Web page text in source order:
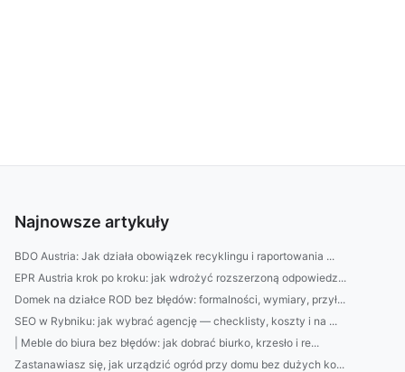
Najnowsze artykuły
BDO Austria: Jak działa obowiązek recyklingu i raportowania ...
EPR Austria krok po kroku: jak wdrożyć rozszerzoną odpowiedz...
Domek na działce ROD bez błędów: formalności, wymiary, przył...
SEO w Rybniku: jak wybrać agencję — checklisty, koszty i na ...
| Meble do biura bez błędów: jak dobrać biurko, krzesło i re...
Zastanawiasz się, jak urządzić ogród przy domu bez dużych ko...